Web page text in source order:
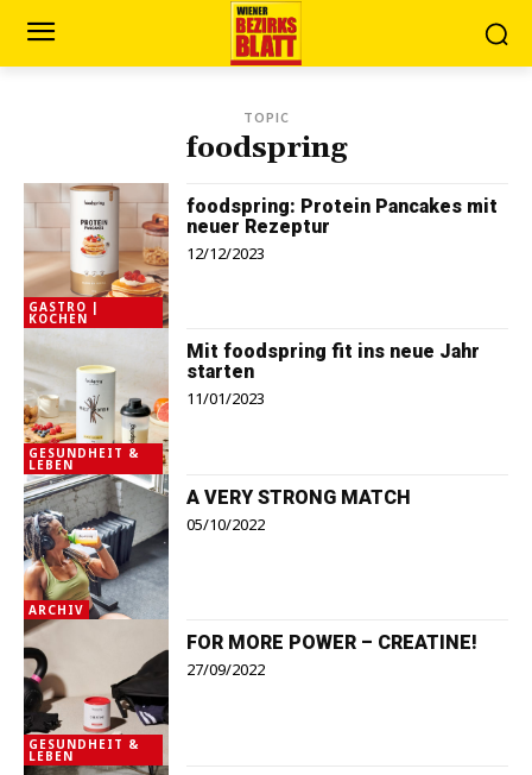
TOPIC
foodspring
GASTRO |
KOCHEN
foodspring: Protein Pancakes mit
neuer Rezeptur
12/12/2023
GESUNDHEIT &
LEBEN
Mit foodspring fit ins neue Jahr
starten
11/01/2023
ARCHIV
A VERY STRONG MATCH
05/10/2022
GESUNDHEIT &
LEBEN
FOR MORE POWER – CREATINE!
27/09/2022